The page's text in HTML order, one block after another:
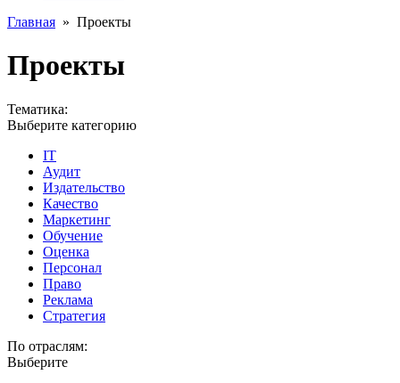
Главная » Проекты
Проекты
Тематика:
Выберите категорию
IT
Аудит
Издательство
Качество
Маркетинг
Обучение
Оценка
Персонал
Право
Реклама
Стратегия
По отраслям:
Выберите